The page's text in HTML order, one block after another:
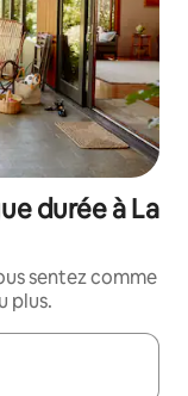
durée à La
sentez comme
plus.
flèches vers le